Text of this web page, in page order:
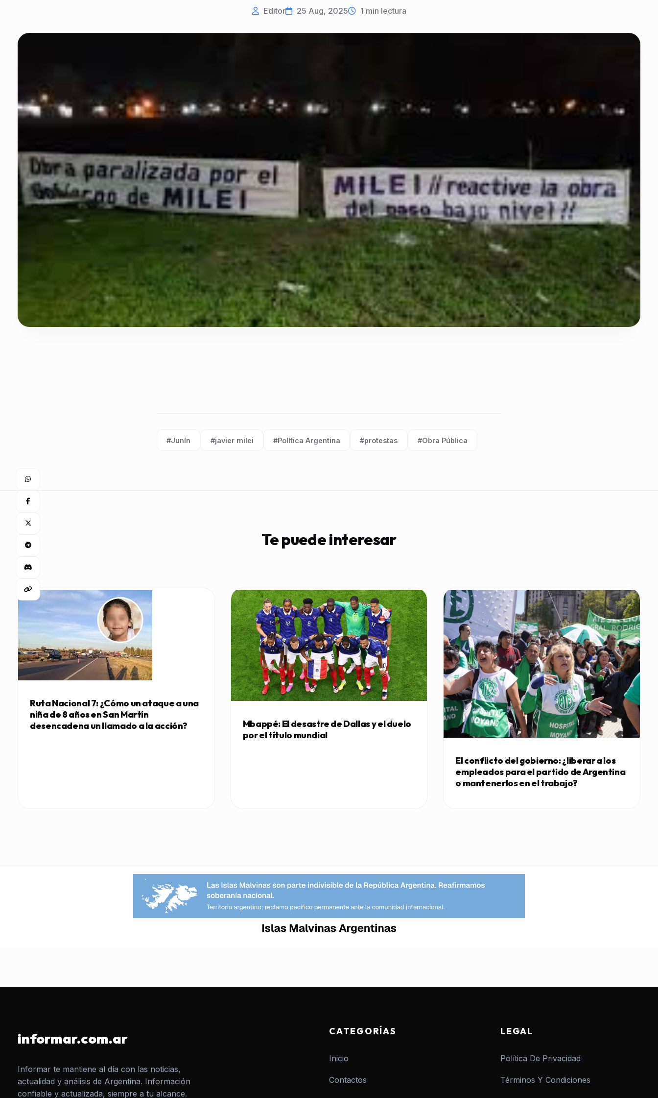
Editor 25 Aug, 2025 1 min lectura
Etiqueta:
#Junín
Etiqueta:
#javier milei
Etiqueta:
#Política Argentina
Etiqueta:
#protestas
Etiqueta:
#Obra Pública
Te puede interesar
Ruta Nacional 7: ¿Cómo un ataque a una
niña de 8 años en San Martín
desencadena un llamado a la acción?
Mbappé: El desastre de Dallas y el duelo
por el título mundial
El conflicto del gobierno: ¿liberar a los
empleados para el partido de Argentina
o mantenerlos en el trabajo?
informar.com.ar
Informar te mantiene al día con las noticias,
actualidad y análisis de Argentina. Información
confiable y actualizada, siempre a tu alcance.
CATEGORÍAS
Inicio
Contactos
LEGAL
Política De Privacidad
Términos Y Condiciones